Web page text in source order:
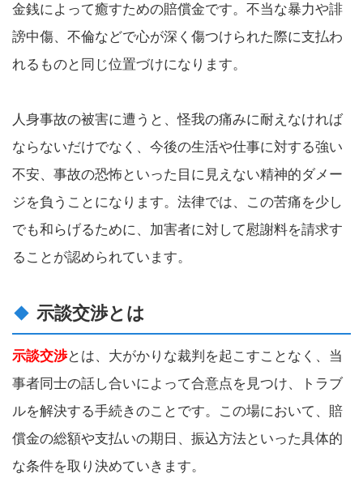
金銭によって癒すための賠償金です。不当な暴力や誹
謗中傷、不倫などで心が深く傷つけられた際に支払わ
れるものと同じ位置づけになります。
人身事故の被害に遭うと、怪我の痛みに耐えなければ
ならないだけでなく、今後の生活や仕事に対する強い
不安、事故の恐怖といった目に見えない精神的ダメー
ジを負うことになります。法律では、この苦痛を少し
でも和らげるために、加害者に対して慰謝料を請求す
ることが認められています。
示談交渉とは
示談交渉とは、大がかりな裁判を起こすことなく、当
事者同士の話し合いによって合意点を見つけ、トラブ
ルを解決する手続きのことです。この場において、賠
償金の総額や支払いの期日、振込方法といった具体的
な条件を取り決めていきます。